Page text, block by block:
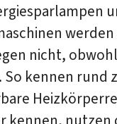
nicht,
kennen rund